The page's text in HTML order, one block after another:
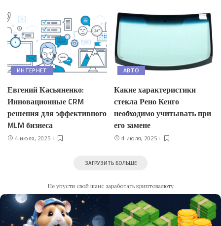
ИНТЕРНЕТ
Евгений Касьяненко:
Инновационные CRM
решения для эффективного
MLM бизнеса
4 июля, 2025
АВТО
Какие характеристики
стекла Рено Кенго
необходимо учитывать при
его замене
4 июля, 2025
ЗАГРУЗИТЬ БОЛЬШЕ
Не упусти свой шанс заработать криптовалюту